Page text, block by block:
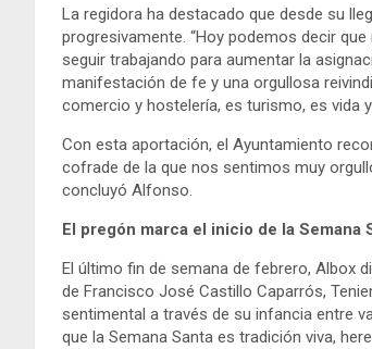
La regidora ha destacado que desde su
progresivamente. “Hoy podemos decir
seguir trabajando para aumentar la
manifestación de fe y una orgullosa
comercio y hostelería, es turismo, es vida
Con esta aportación, el Ayuntamiento
cofrade de la que nos sentimos muy
concluyó Alfonso.
El pregón marca el inicio de la Semana
El último fin de semana de febrero, Albox
de Francisco José Castillo Caparrós,
sentimental a través de su infancia entre
que la Semana Santa es tradición viva,